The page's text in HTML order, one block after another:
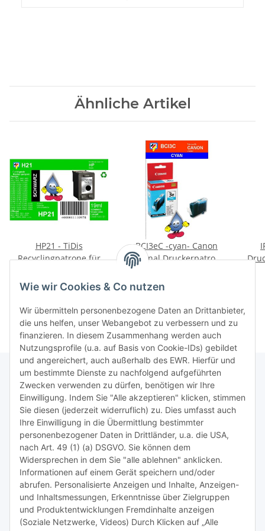
Ähnliche Artikel
HP21 - TiDis
Recyclingpatrone für
19ml Inhalt
BCI3eC -cyan- Canon
Original Druckerpatrone
-4480A002-
TiDis Lizenzsystem
Meist besuchte Seiten:
Tipps & Tricks rund um Sublimation
TiDis Videos auf Youtube
Nachfüllpreise für Druckerpatronen
Refillservice Patronen verpacken
Wie wir Cookies & Co nutzen
Wir übermitteln personenbezogene Daten an Drittanbieter,
die uns helfen, unser Webangebot zu verbessern und zu
finanzieren. In diesem Zusammenhang werden auch
Nutzungsprofile (u.a. auf Basis von Cookie-IDs) gebildet
und angereichert, auch außerhalb des EWR. Hierfür und
um bestimmte Dienste zu nachfolgend aufgeführten
Zwecken verwenden zu dürfen, benötigen wir Ihre
Einwilligung. Indem Sie "Alle akzeptieren" klicken, stimmen
Sie diesen (jederzeit widerruflich) zu. Dies umfasst auch
Ihre Einwilligung in die Übermittlung bestimmter
personenbezogener Daten in Drittländer, u.a. die USA,
nach Art. 49 (1) (a) DSGVO. Sie können dem
Widersprechen in dem Sie "alle ablehnen" anklicken.
Informationen auf einem Gerät speichern und/oder
abrufen. Personalisierte Anzeigen und Inhalte, Anzeigen-
und Inhaltsmessungen, Erkenntnisse über Zielgruppen
und Produktentwicklungen Fremdinhalte anzeigen
(Soziale Netzwerke, Videos) Durch Klicken auf „Alle